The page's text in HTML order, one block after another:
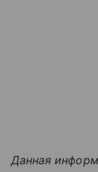
Данная